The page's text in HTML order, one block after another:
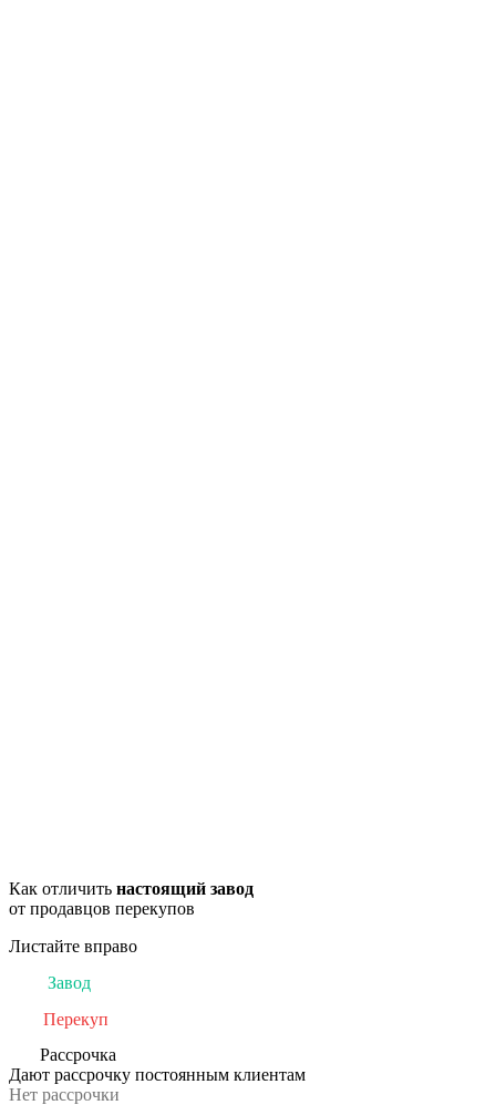
Как отличить настоящий завод
от продавцов перекупов
Листайте вправо
Завод
Перекуп
Рассрочка
Дают рассрочку постоянным клиентам
Нет рассрочки